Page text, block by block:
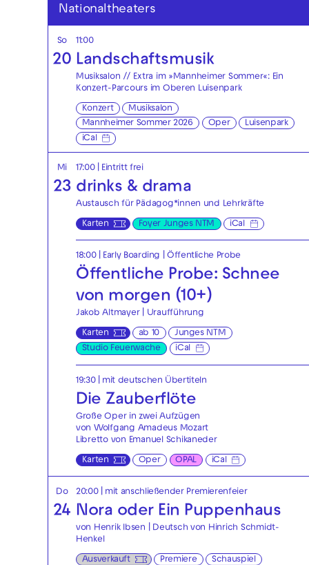
Nationaltheaters
So
20
11:00
Landschaftsmusik
Musiksalon // Extra im »Mannheimer Sommer«: Ein
Konzert-Parcours im Oberen Luisenpark
Konzert
Musiksalon
Mannheimer Sommer 2026
Oper
Luisenpark
iCal
Mi
23
17:00| Eintritt frei
drinks & drama
Austausch für Pädagog*innen und Lehrkräfte
Karten Foyer Junges NTM iCal
18:00| Early Boarding |Öffentliche Probe
Öffentliche Probe: Schnee
von morgen (10+)
Jakob Altmayer | Uraufführung
Karten ab 10
Junges NTM
Studio Feuerwache
iCal
19:30| mit deutschen Übertiteln
Die Zauberflöte
Große Oper in zwei Aufzügen
von Wolfgang Amadeus Mozart
Libretto von Emanuel Schikaneder
Karten Oper OPAL iCal
Do
24
20:00 | mit anschließender Premierenfeier
Nora oder Ein Puppenhaus
von Henrik Ibsen | Deutsch von Hinrich Schmidt-
Henkel
Ausverkauft Premiere
Schauspiel